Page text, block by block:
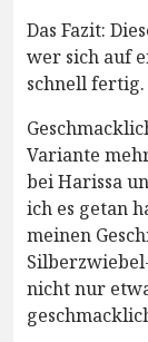
Das Fazit:
wer sich auf
schnell fertig.
Variante
bei Harissa
ich es getan
meinen
nicht nur